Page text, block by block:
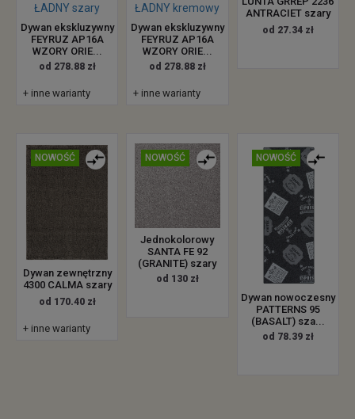
Dywan ekskluzywny
FEYRUZ AP16A
WZORY ORIE...
od 278.88 zł
+ inne warianty
Dywan ekskluzywny
FEYRUZ AP16A
WZORY ORIE...
od 278.88 zł
+ inne warianty
ANTRACIET szary
od 27.34 zł
NOWOŚĆ
Dywan zewnętrzny
4300 CALMA szary
od 170.40 zł
+ inne warianty
NOWOŚĆ
Jednokolorowy
SANTA FE 92
(GRANITE) szary
od 130 zł
NOWOŚĆ
Dywan nowoczesny
PATTERNS 95
(BASALT) sza...
od 78.39 zł